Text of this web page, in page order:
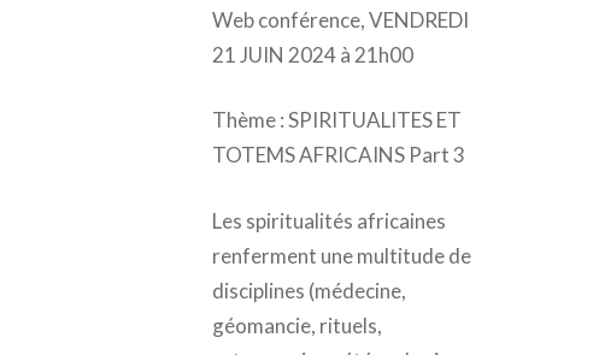
Web conférence, VENDREDI
21 JUIN 2024 à 21h00
Thème : SPIRITUALITES ET
TOTEMS AFRICAINS Part 3
Les spiritualités africaines
renferment une multitude de
disciplines (médecine,
géomancie, rituels,